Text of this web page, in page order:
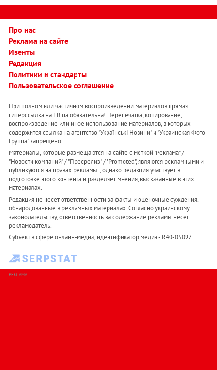
Про нас
Реклама на сайте
Ивенты
Редакция
Политики и стандарты
Пользовательское соглашение
При полном или частичном воспроизведении материалов прямая
гиперссылка на LB.ua обязательна! Перепечатка, копирование,
воспроизведение или иное использование материалов, в которых
содержится ссылка на агентство "Українськi Новини" и "Украинская Фото
Группа" запрещено.
Материалы, которые размещаются на сайте с меткой "Реклама" /
"Новости компаний" / "Пресрелиз" / "Promoted", являются рекламными и
публикуются на правах рекламы. , однако редакция участвует в
подготовке этого контента и разделяет мнения, высказанные в этих
материалах.
Редакция не несет ответственности за факты и оценочные суждения,
обнародованные в рекламных материалах. Согласно украинскому
законодательству, ответственность за содержание рекламы несет
рекламодатель.
Субъект в сфере онлайн-медиа; идентификатор медиа - R40-05097
РЕКЛАМА